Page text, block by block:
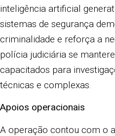
inteligência artificial
sistemas de segurança
criminalidade e reforça a
polícia judiciária se
capacitados para
técnicas e complexas.
Apoios operacionais
A operação contou com o